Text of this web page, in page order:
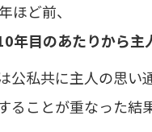
ほど前、
年目のあたりから主
公私共に主人の思い
ることが重なった結